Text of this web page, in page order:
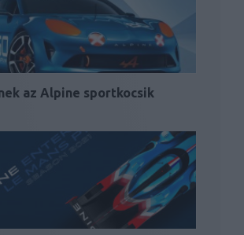
az Alpine sportkocsik